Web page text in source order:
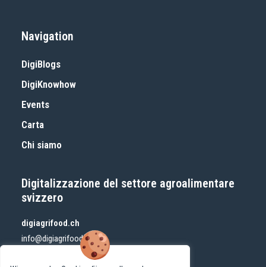
Navigation
DigiBlogs
DigiKnowhow
Events
Carta
Chi siamo
Digitalizzazione del settore agroalimentare
svizzero
digiagrifood.ch
info@digiagrifood.ch